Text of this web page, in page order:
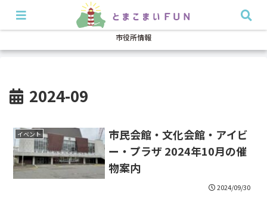
開店・閉店 イベント グルメ 特集 耳より
市役所情報
2024-09
イベント
市民会館・文化会館・アイビ
ー・プラザ 2024年10月の催
物案内
2024/09/30